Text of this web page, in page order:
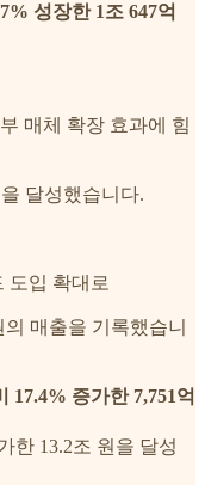
성장한 1조 647억
매체 확장 효과에 힘
달성했습니다.
도입 확대로
매출을 기록했습니
17.4% 증가한 7,751억
한 13.2조 원을 달성